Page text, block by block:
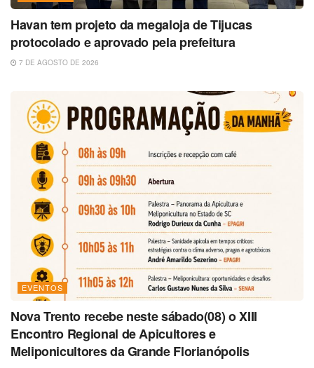
Havan tem projeto da megaloja de Tijucas
protocolado e aprovado pela prefeitura
7 DE AGOSTO DE 2026
EVENTOS
Nova Trento recebe neste sábado(08) o XIII
Encontro Regional de Apicultores e
Meliponicultores da Grande Florianópolis